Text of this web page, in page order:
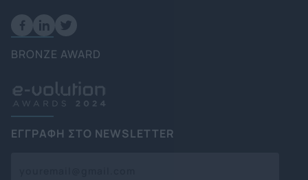
BRONZE AWARD
ΕΓΓΡΑΦΗ ΣΤΟ NEWSLETTER